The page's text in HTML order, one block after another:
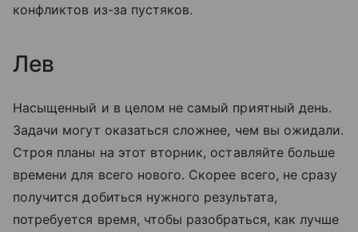
конфликтов из-за пустяков.
Лев
Насыщенный и в целом не самый приятный день.
Задачи могут оказаться сложнее, чем вы ожидали.
Строя планы на этот вторник, оставляйте больше
времени для всего нового. Скорее всего, не сразу
получится добиться нужного результата,
потребуется время, чтобы разобраться, как лучше